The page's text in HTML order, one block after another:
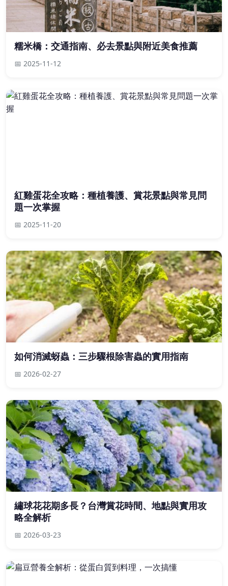
糯米橋：交通指南、必去景點與附近美食推薦
📅 2025-11-12
紅雞蛋花全攻略：種植養護、賞花景點與常見問
題一次掌握
📅 2025-11-20
如何消滅蚜蟲：三步驟根除害蟲的實用指南
📅 2026-02-27
繡球花花期多長？台灣賞花時間、地點與實用攻
略全解析
📅 2026-03-23